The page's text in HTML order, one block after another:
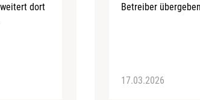
dort
Betreiber
17.03.2026